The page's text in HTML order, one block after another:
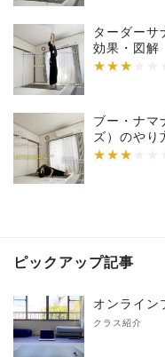
ターダーサ
効果・図解
★★★
ブー・ナマ
ズ）のやり
★★★
ピックアップ記事
オンライン
クラス紹介